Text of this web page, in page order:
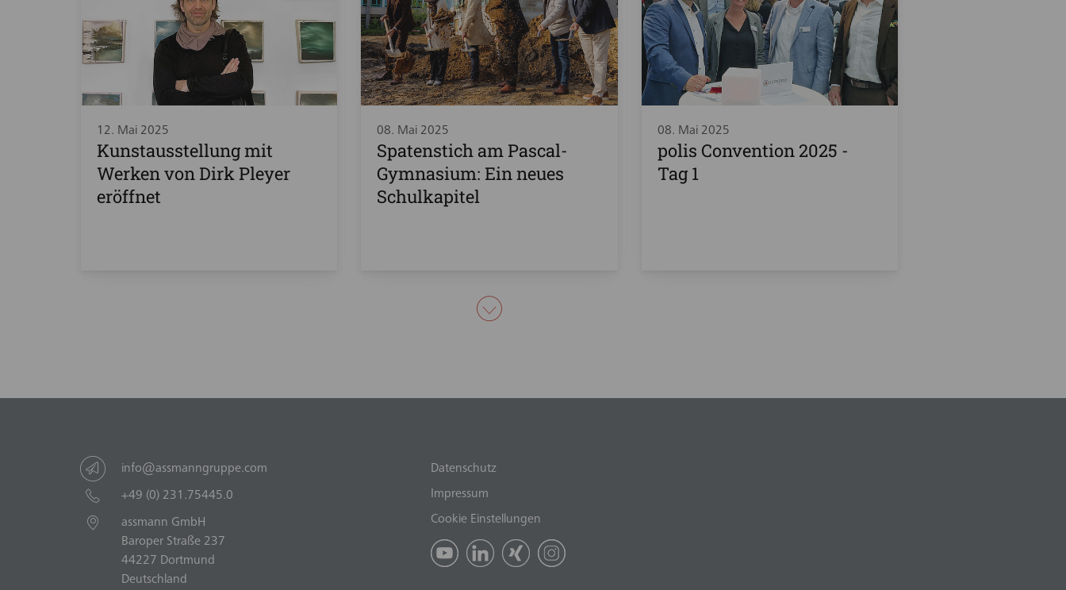
12. Mai 2025
Kunstausstellung mit
Werken von Dirk Pleyer
eröffnet
08. Mai 2025
Spatenstich am Pascal-
Gymnasium: Ein neues
Schulkapitel
08. Mai 2025
polis Convention 2025 -
Tag 1
info@assmanngruppe.com
+49 (0) 231.75445.0
assmann GmbH
Baroper Straße 237
44227 Dortmund
Deutschland
Datenschutz
Impressum
Cookie Einstellungen